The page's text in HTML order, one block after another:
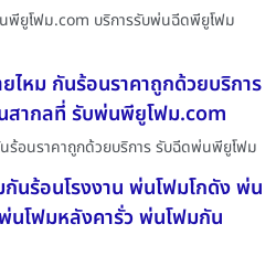
พียูโฟม.com บริการรับพ่นฉีดพียูโฟม
หม กันร้อนราคาถูกด้วยบริการ
สากลที่ รับพ่นพียูโฟม.com
อนราคาถูกด้วยบริการ รับฉีดพ่นพียูโฟม
ร้อนโรงงาน พ่นโฟมโกดัง พ่น
นโฟมหลังคารั่ว พ่นโฟมกัน